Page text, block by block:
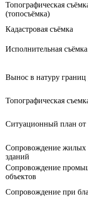
Топографическая
(топосъёмка)
Кадастровая съёмка
Исполнительная съёмка
Вынос в натуру границ
Топографическая
Ситуационный план от
Сопровождение
зданий
Сопровождение
объектов
Сопровождение при